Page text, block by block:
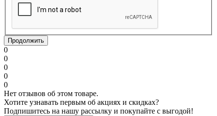
Продолжить
0
0
0
0
0
Нет отзывов об этом товаре.
Хотите узнавать первым об акциях и скидках?
Подпишитесь на нашу рассылку и покупайте с выгодой!